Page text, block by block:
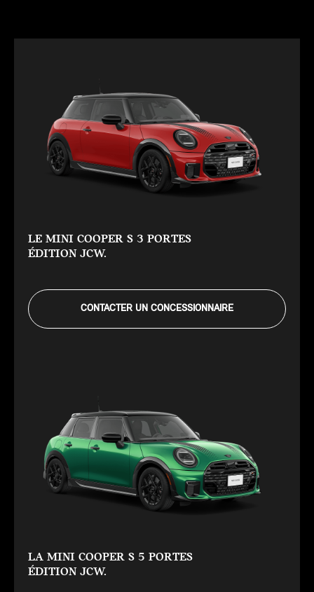
LE MINI COOPER S 3 PORTES
ÉDITION JCW.
CONTACTER UN CONCESSIONNAIRE
LA MINI COOPER S 5 PORTES
ÉDITION JCW.